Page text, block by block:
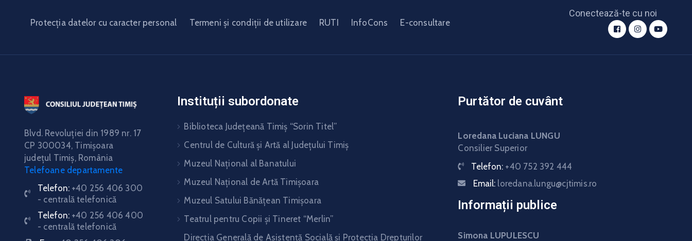
Protecția datelor cu caracter personal Termeni și condiții de utilizare RUTI InfoCons E-consultare
Conectează-te cu noi
Blvd. Revoluţiei din 1989 nr. 17
CP 300034, Timişoara
judeţul Timiş, România
Telefoane departamente
Telefon: +40 256 406 300
- centrală telefonică
Telefon: +40 256 406 400
- centrală telefonică
Instituții subordonate
Biblioteca Judeţeană Timiş “Sorin Titel”
Centrul de Cultură şi Artă al Judeţului Timiş
Muzeul Național al Banatului
Muzeul Național de Artă Timişoara
Muzeul Satului Bănăţean Timişoara
Teatrul pentru Copii şi Tineret “Merlin”
Direcția Generală de Asistență Socială și Protecția Drepturilor
Purtător de cuvânt
Loredana Luciana LUNGU
Consilier Superior
Telefon: +40 752 392 444
Email: loredana.lungu@cjtimis.ro
Informații publice
Simona LUPULESCU